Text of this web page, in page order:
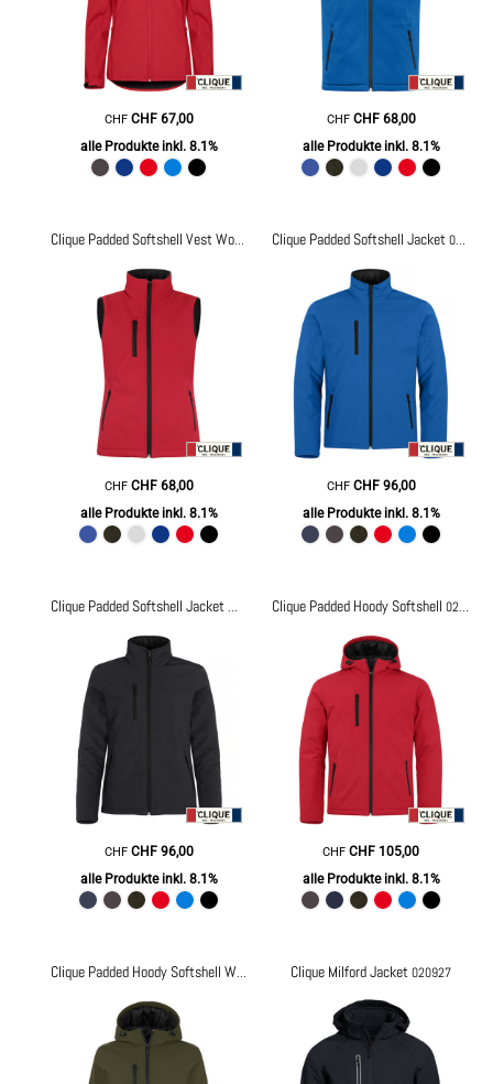
CHF CHF67,00
alle Produkte inkl. 8.1%
CHF CHF68,00
alle Produkte inkl. 8.1%
Clique Padded Softshell Vest Women 020959
CHF CHF68,00
alle Produkte inkl. 8.1%
Clique Padded Softshell Jacket 0200954
CHF CHF96,00
alle Produkte inkl. 8.1%
Clique Padded Softshell Jacket Women 0200957
CHF CHF96,00
alle Produkte inkl. 8.1%
Clique Padded Hoody Softshell 020952
CHFCHF 105,00
alle Produkte inkl. 8.1%
Clique Padded Hoody Softshell Women 020953
Clique Milford Jacket020927